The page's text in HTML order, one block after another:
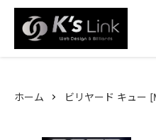
ホーム ビリヤード キュー